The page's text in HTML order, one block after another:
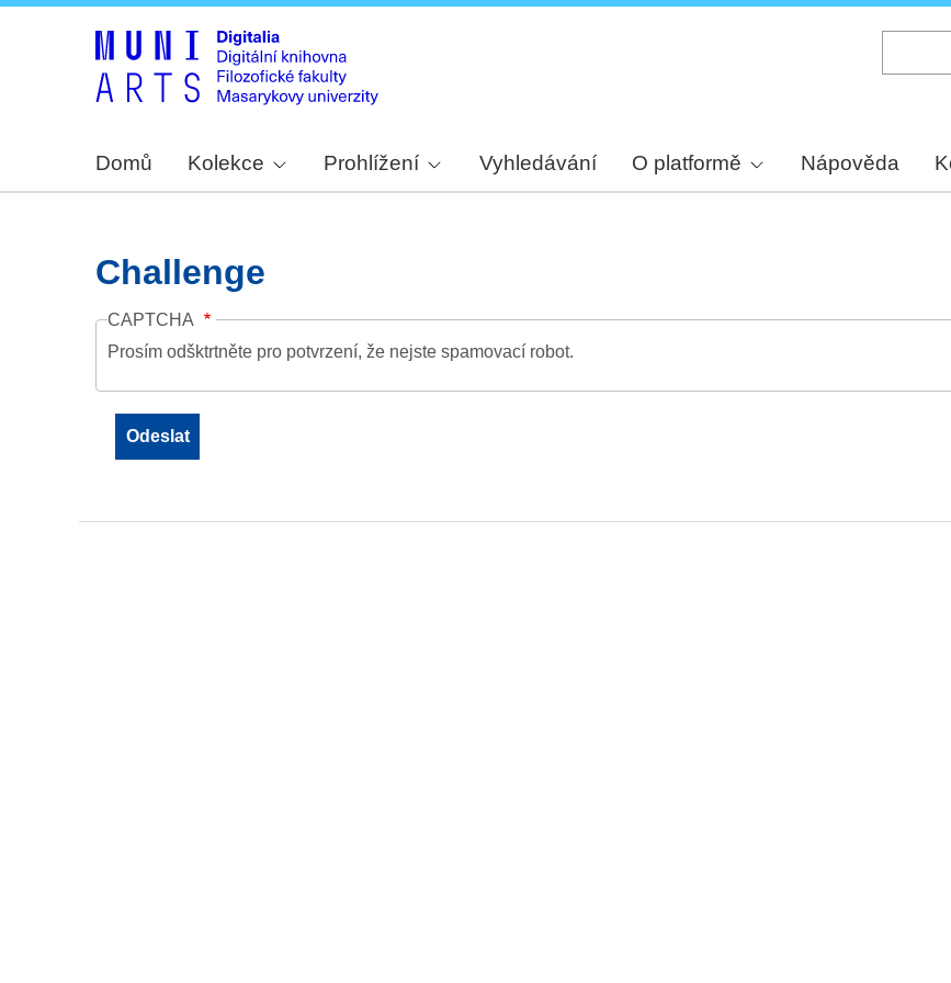
Domů Kolekce Prohlížení Vyhledávání O platformě Nápověda
Challenge
CAPTCHA
Prosím odšktrtněte pro potvrzení, že nejste spamovací robot.